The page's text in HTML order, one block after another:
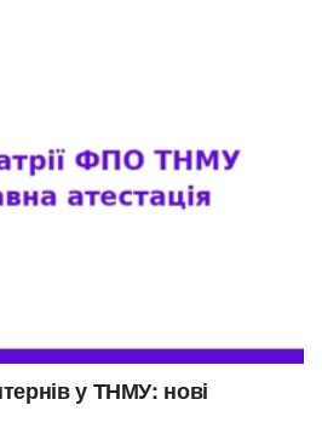
у ТНМУ: нові